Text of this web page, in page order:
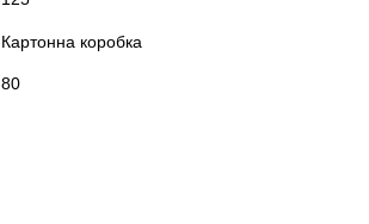
Картонна коробка
80